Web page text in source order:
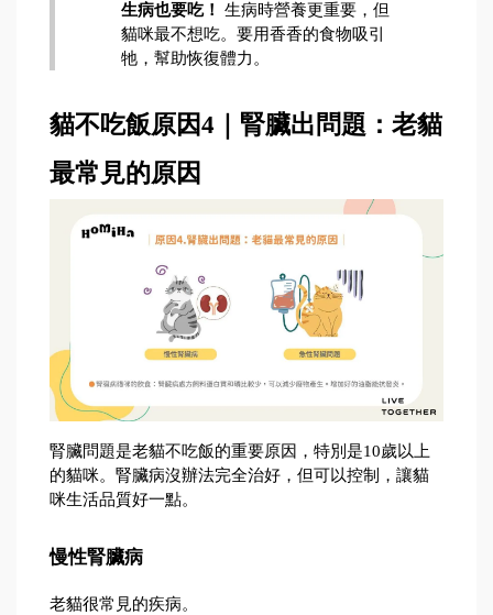
生病也要吃！
生病時營養更重要，但
貓咪最不想吃。要用香香的食物吸引
牠，幫助恢復體力。
貓不吃飯原因4｜腎臟出問題：老貓
最常見的原因
腎臟問題是老貓不吃飯的重要原因，特別是10歲以上
的貓咪。腎臟病沒辦法完全治好，但可以控制，讓貓
咪生活品質好一點。
慢性腎臟病
老貓很常見的疾病。